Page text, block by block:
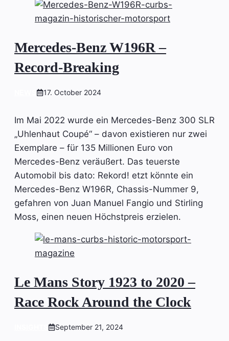
Mercedes-Benz W196R –
Record-Breaking
17. October 2024
Im Mai 2022 wurde ein Mercedes-Benz 300 SLR
„Uhlenhaut Coupé“ – davon existieren nur zwei
Exemplare – für 135 Millionen Euro von
Mercedes-Benz veräußert. Das teuerste
Automobil bis dato: Rekord! etzt könnte ein
Mercedes-Benz W196R, Chassis-Nummer 9,
gefahren von Juan Manuel Fangio und Stirling
Moss, einen neuen Höchstpreis erzielen.
Le Mans Story 1923 to 2020 –
Race Rock Around the Clock
September 21, 2024